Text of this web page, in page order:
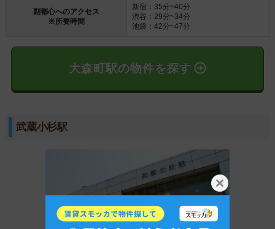
副都心へのアクセス
※所要時間
新宿：35分~40分
渋谷：29分~34分
池袋：42分~47分
大森町駅の物件を探す
武蔵小杉駅